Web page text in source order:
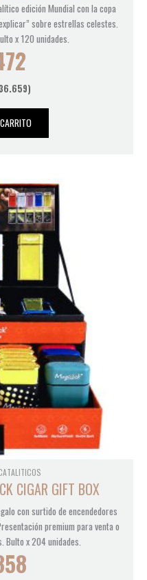
edición Mundial con la copa
sobre estrellas celestes.
x 120 unidades.
)
CIGAR GIFT BOX
con surtido de encendedores
premium para venta o
Bulto x 204 unidades.